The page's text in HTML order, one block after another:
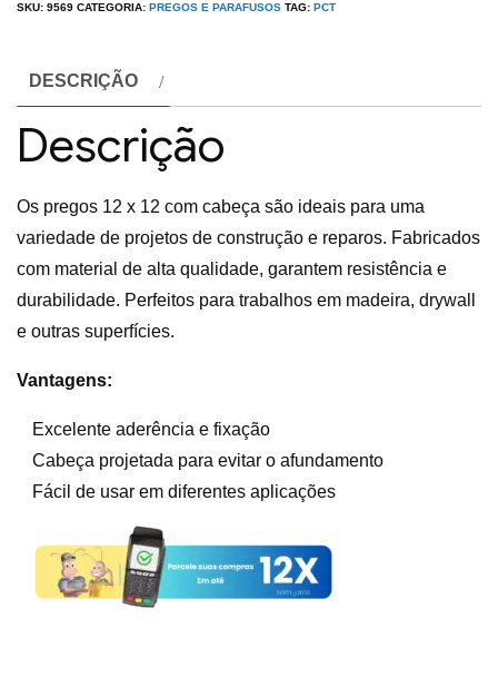
SKU: 9569 CATEGORIA: PREGOS E PARAFUSOS TAG: PCT
DESCRIÇÃO
Descrição
Os pregos 12 x 12 com cabeça são ideais para uma
variedade de projetos de construção e reparos. Fabricados
com material de alta qualidade, garantem resistência e
durabilidade. Perfeitos para trabalhos em madeira, drywall
e outras superfícies.
Vantagens:
Excelente aderência e fixação
Cabeça projetada para evitar o afundamento
Fácil de usar em diferentes aplicações